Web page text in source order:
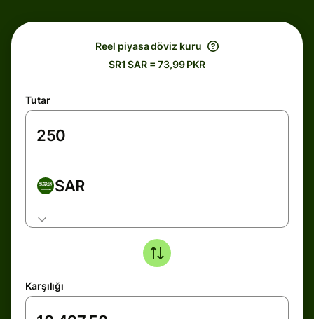
Reel piyasa döviz kuru
SR1 SAR = 73,99 PKR
Tutar
SAR
Karşılığı